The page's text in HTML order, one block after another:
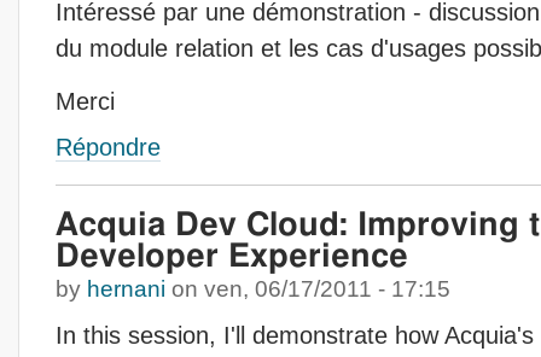
Intéressé par une démonstration -
du module relation et les cas d'usages
Merci
Répondre
Acquia Dev Cloud: Improving
Developer Experience
by hernani on ven, 06/17/2011 - 17:15
In this session, I'll demonstrate how